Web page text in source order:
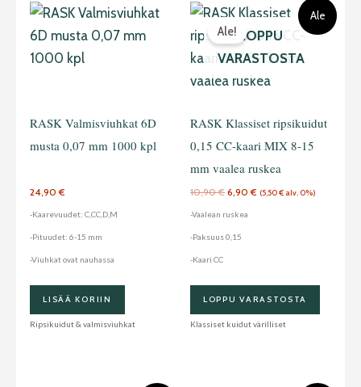
RASK Valmisviuhkat 6D
musta 0,07 mm 1000 kpl
24,90€
-Kaarevuudet: C,CC,D,M
-Pituudet: 6-15 mm
-Viuhkat ovat nauhassa
LISÄÄ KORIIN
Tällä
tuotteella
Voit
tehdä
Ripsikuidut & valmisviuhkat
Ale
LOPPU
VARASTOSTA
Ale!
RASK Klassiset ripsikuidut
0,15 CC-kaari MIX 8-15
mm vaalea ruskea
10,90€
Alkuperäinen
hinta
oli:
10,90 €.
6,90€
Nykyinen
hinta
on:
6,90 €.
(5,50€ alv. 0%)
-Vaalean ruskea
-Paksuus 0,15
-Kaari CC
LOPPU VARASTOSTA
Klassiset kuidut värilliset